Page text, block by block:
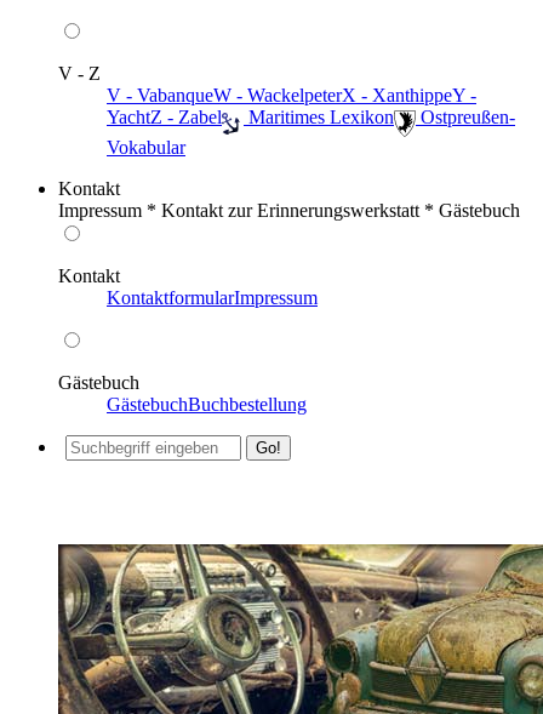
V - Z
V - VabanqueW - WackelpeterX - XanthippeY -
YachtZ - Zabel ️ Maritimes Lexikon
️ Ostpreußen-
Vokabular
Kontakt
Impressum * Kontakt zur Erinnerungswerkstatt * Gästebuch
Kontakt
KontaktformularImpressum
Gästebuch
GästebuchBuchbestellung